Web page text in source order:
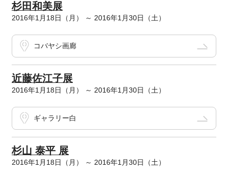
杉田和美展
2016年1月18日（月） ～ 2016年1月30日（土）
コバヤシ画廊
近藤佐江子展
2016年1月18日（月） ～ 2016年1月30日（土）
ギャラリー白
杉山 泰平 展
2016年1月18日（月） ～ 2016年1月30日（土）